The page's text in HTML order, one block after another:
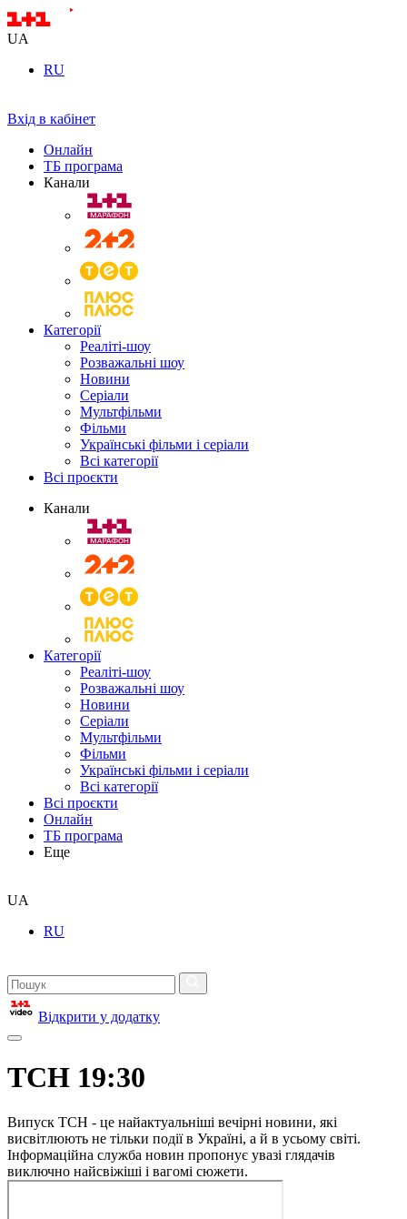
UA
RU
Вхід в кабінет
Онлайн
ТБ програма
Канали
Категорії
Реаліті-шоу
Розважальні шоу
Новини
Серіали
Мультфільми
Фільми
Українські фільми і серіали
Всі категорії
Всі проєкти
Канали
Категорії
Реаліті-шоу
Розважальні шоу
Новини
Серіали
Мультфільми
Фільми
Українські фільми і серіали
Всі категорії
Всі проєкти
Онлайн
ТБ програма
Еще
UA
RU
Відкрити у додатку
ТСН 19:30
Випуск ТСН - це найактуальніші вечірні новини, які
висвітлюють не тільки події в Україні, а й в усьому світі.
Інформаційна служба новин пропонує увазі глядачів
виключно найсвіжіші і вагомі сюжети.